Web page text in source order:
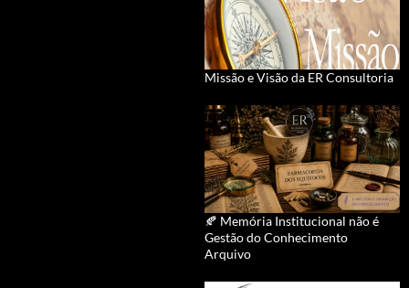
Missão e Visão da ER Consultoria
🍂 Memória Institucional não é
Gestão do Conhecimento
Arquivo